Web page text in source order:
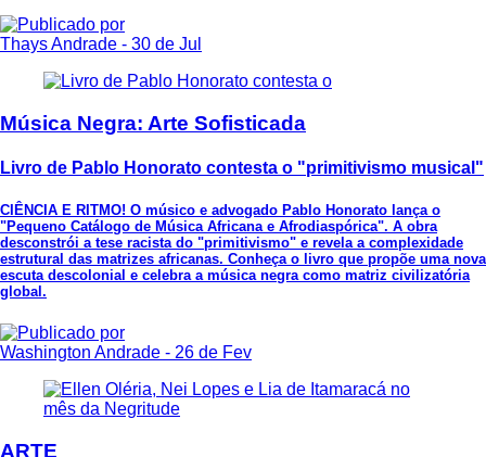
Thays Andrade - 30 de Jul
Música Negra: Arte Sofisticada
Livro de Pablo Honorato contesta o "primitivismo musical"
CIÊNCIA E RITMO! O músico e advogado Pablo Honorato lança o
"Pequeno Catálogo de Música Africana e Afrodiaspórica". A obra
desconstrói a tese racista do "primitivismo" e revela a complexidade
estrutural das matrizes africanas. Conheça o livro que propõe uma nova
escuta descolonial e celebra a música negra como matriz civilizatória
global.
Washington Andrade - 26 de Fev
ARTE